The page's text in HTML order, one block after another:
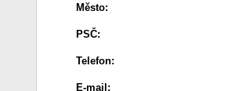
Město:
PSČ:
Telefon:
E-mail: